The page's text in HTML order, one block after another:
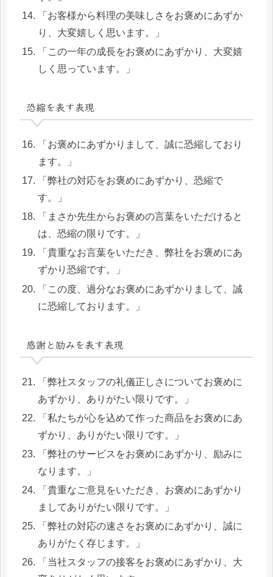
「お客様から料理の美味しさをお褒めにあずか
り、大変嬉しく思います。」
「この一年の成長をお褒めにあずかり、大変嬉
しく思っています。」
恐縮を表す表現
「お褒めにあずかりまして、誠に恐縮しており
ます。」
「弊社の対応をお褒めにあずかり、恐縮で
す。」
「まさか先生からお褒めの言葉をいただけると
は、恐縮の限りです。」
「貴重なお言葉をいただき、弊社をお褒めにあ
ずかり恐縮です。」
「この度、過分なお褒めにあずかりまして、誠
に恐縮しております。」
感謝と励みを表す表現
「弊社スタッフの礼儀正しさについてお褒めに
あずかり、ありがたい限りです。」
「私たちが心を込めて作った商品をお褒めにあ
ずかり、ありがたい限りです。」
「弊社のサービスをお褒めにあずかり、励みに
なります。」
「貴重なご意見をいただき、お褒めにあずかり
ましてありがたい限りです。」
「弊社の対応の速さをお褒めにあずかり、誠に
ありがたく存じます。」
「当社スタッフの接客をお褒めにあずかり、大